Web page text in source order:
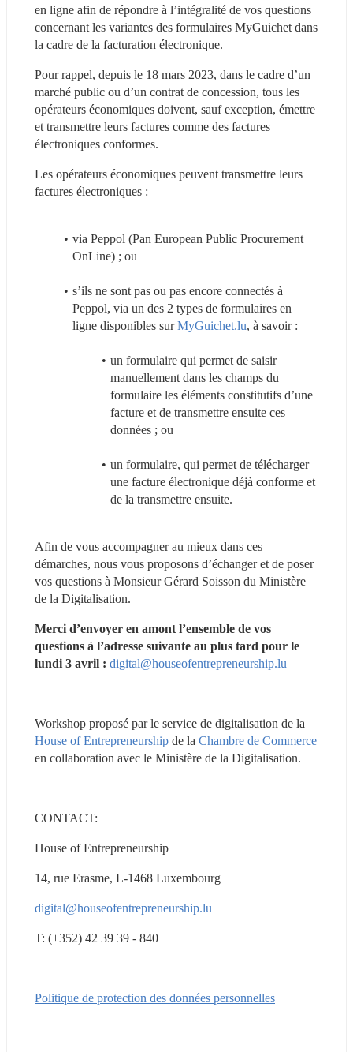
en ligne afin de répondre à l’intégralité de vos questions
concernant les variantes des formulaires MyGuichet dans
la cadre de la facturation électronique.
Pour rappel, depuis le 18 mars 2023, dans le cadre d’un
marché public ou d’un contrat de concession, tous les
opérateurs économiques doivent, sauf exception, émettre
et transmettre leurs factures comme des factures
électroniques conformes.
Les opérateurs économiques peuvent transmettre leurs
factures électroniques :
via Peppol (Pan European Public Procurement
OnLine) ; ou
s’ils ne sont pas ou pas encore connectés à
Peppol, via un des 2 types de formulaires en
ligne disponibles sur MyGuichet.lu, à savoir :
un formulaire qui permet de saisir
manuellement dans les champs du
formulaire les éléments constitutifs d’une
facture et de transmettre ensuite ces
données ; ou
un formulaire, qui permet de télécharger
une facture électronique déjà conforme et
de la transmettre ensuite.
Afin de vous accompagner au mieux dans ces
démarches, nous vous proposons d’échanger et de poser
vos questions à Monsieur Gérard Soisson du Ministère
de la Digitalisation.
Merci d’envoyer en amont l’ensemble de vos
questions à l’adresse suivante au plus tard pour le
lundi 3 avril : digital@houseofentrepreneurship.lu
House of Entrepreneurship de la Chambre de Commerce
en collaboration avec le Ministère de la Digitalisation.
CONTACT:
House of Entrepreneurship
14, rue Erasme, L-1468 Luxembourg
digital@houseofentrepreneurship.lu
T: (+352) 42 39 39 - 840
Politique de protection des données personnelles